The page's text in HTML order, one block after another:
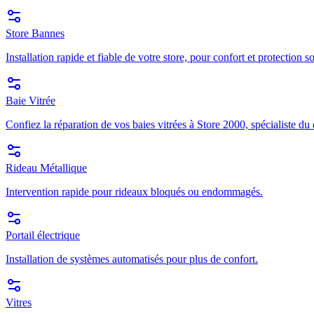
Store Bannes
Installation rapide et fiable de votre store, pour confort et protection
Baie Vitrée
Confiez la réparation de vos baies vitrées à Store 2000, spécialiste
Rideau Métallique
Intervention rapide pour rideaux bloqués ou endommagés.
Portail électrique
Installation de systèmes automatisés pour plus de confort.
Vitres